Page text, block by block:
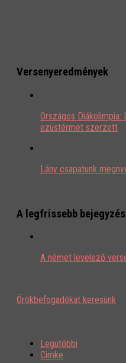
Versenyeredmények
Országos Diákolimpia:
ezüstérmet szerzett
Lány csapatunk
A legfrissebb bejegyzés
A német levelező
Örökbefogadókat keresünk
Legutóbbi
Cimke